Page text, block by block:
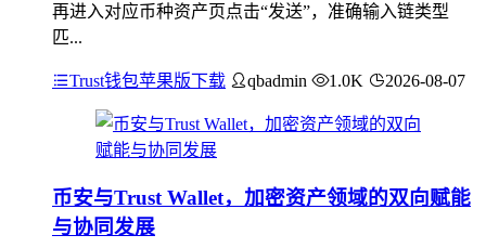
再进入对应币种资产页点击“发送”，准确输入链类型
匹...
Trust钱包苹果版下载 qbadmin 1.0K 2026-08-07
币安与Trust Wallet，加密资产领域的双向赋能
与协同发展